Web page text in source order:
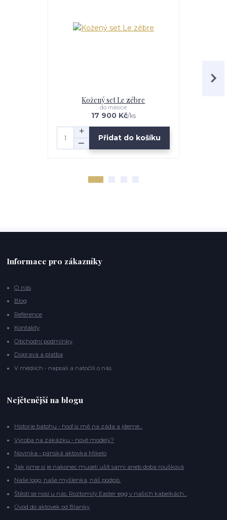
Kožený set Le zébre
17 900 Kč/ks
do měsíce
Přidat do košíku
Informace pro zákazníky
O nás
Blog
Reference
Kontakty
Obchodní podmínky
Doprava a platba
V médiích - napsali a natočili o nás
Nejčtenější na blogu
Historie batohu - hoď si mě na záda a jdeme...
Výroba na zakázku - nové modely?
Novinka - pánská aktovka Mikelo
Jak jsme si je nakonec museli ušít sami aneb doba roušková
Naše logo, naše myšlenka, náš podpis.
Štěstí se nosí u nás. Roztomilý Easter egg v našich kabelkách...
Úvod do aktovek od Blanky